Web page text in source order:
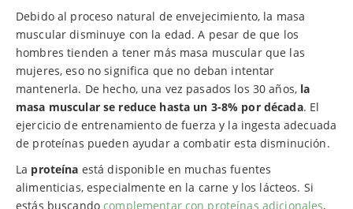
Debido al proceso natural de envejecimiento, la masa
muscular disminuye con la edad. A pesar de que los
hombres tienden a tener más masa muscular que las
mujeres, eso no significa que no deban intentar
mantenerla. De hecho, una vez pasados los 30 años, la
masa muscular se reduce hasta un 3-8% por década. El
ejercicio de entrenamiento de fuerza y ​​la ingesta adecuada
de proteínas pueden ayudar a combatir esta disminución.
La proteína está disponible en muchas fuentes
alimenticias, especialmente en la carne y los lácteos. Si
estás buscando complementar con proteínas adicionales,